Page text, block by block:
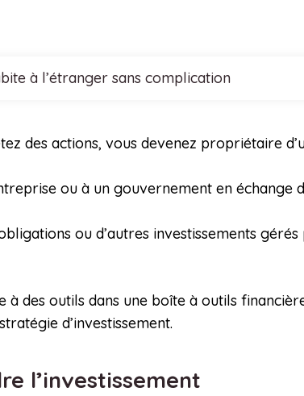
à l’étranger sans complication
des actions, vous devenez propriétaire
ou à un gouvernement en échange
ou d’autres investissements
des outils dans une boîte à outils
d’investissement.
l’investissement